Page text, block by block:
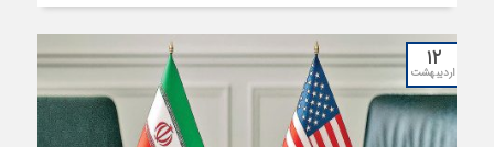
تفاهم اولیه برای اقتصاد و بازارها چیست؟ «دنیای‌اقتصاد» در یک پرونده
تحلیلی به چشم‌انداز متغیرهای اقتصاد کلان و همچنین سناریوهای قابل تصور
برای بازارهای دارایی همچون مسکن و بورس پرداخته است. بررسی‌ها نشان
می‌دهد با اجرایی شدن این تفاهم، اقتصاد کشور با کاهش انتظارات تورمی
۱۲
اردیبهشت